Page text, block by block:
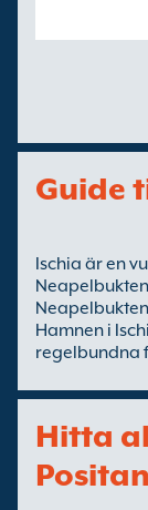
Guide
Ischia är en
Hamnen i
regelbundna
Hitta